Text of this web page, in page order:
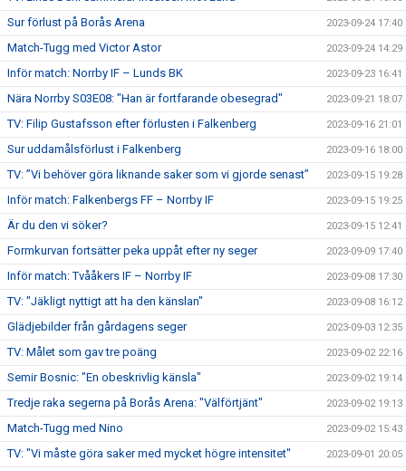
Sur förlust på Borås Arena 2023-09-24 17:40
Match-Tugg med Victor Astor 2023-09-24 14:29
Inför match: Norrby IF – Lunds BK 2023-09-23 16:41
Nära Norrby S03E08: "Han är fortfarande obesegrad" 2023-09-21 18:07
TV: Filip Gustafsson efter förlusten i Falkenberg 2023-09-16 21:01
Sur uddamålsförlust i Falkenberg 2023-09-16 18:00
TV: ”Vi behöver göra liknande saker som vi gjorde senast” 2023-09-15 19:28
Inför match: Falkenbergs FF – Norrby IF 2023-09-15 19:25
Är du den vi söker? 2023-09-15 12:41
Formkurvan fortsätter peka uppåt efter ny seger 2023-09-09 17:40
Inför match: Tvååkers IF – Norrby IF 2023-09-08 17:30
TV: "Jäkligt nyttigt att ha den känslan" 2023-09-08 16:12
Glädjebilder från gårdagens seger 2023-09-03 12:35
TV: Målet som gav tre poäng 2023-09-02 22:16
Semir Bosnic: "En obeskrivlig känsla" 2023-09-02 19:14
Tredje raka segerna på Borås Arena: "Välförtjänt" 2023-09-02 19:13
Match-Tugg med Nino 2023-09-02 15:43
TV: "Vi måste göra saker med mycket högre intensitet" 2023-09-01 20:05